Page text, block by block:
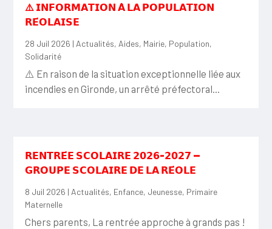
⚠️ 𝗜𝗡𝗙𝗢𝗥𝗠𝗔𝗧𝗜𝗢𝗡 𝗔̀ 𝗟𝗔 𝗣𝗢𝗣𝗨𝗟𝗔𝗧𝗜𝗢𝗡
𝗥𝗘́𝗢𝗟𝗔𝗜𝗦𝗘
28 Juil 2026 | Actualités, Aides, Mairie, Population,
Solidarité
⚠️ En raison de la situation exceptionnelle liée aux
incendies en Gironde, un arrêté préfectoral...
𝗥𝗘𝗡𝗧𝗥𝗘́𝗘 𝗦𝗖𝗢𝗟𝗔𝗜𝗥𝗘 𝟮𝟬𝟮𝟲-𝟮𝟬𝟮𝟳 —
𝗚𝗥𝗢𝗨𝗣𝗘 𝗦𝗖𝗢𝗟𝗔𝗜𝗥𝗘 𝗗𝗘 𝗟𝗔 𝗥𝗘́𝗢𝗟𝗘
8 Juil 2026 | Actualités, Enfance, Jeunesse, Primaire
Maternelle
Chers parents, La rentrée approche à grands pas !